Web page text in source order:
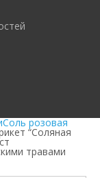
Соль розовая
“Соляная
травами